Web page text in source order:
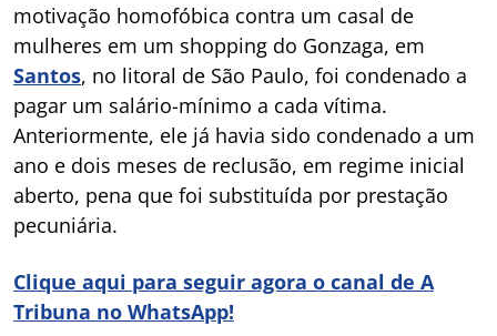
motivação homofóbica contra um casal de
mulheres em um shopping do Gonzaga, em
Santos, no litoral de São Paulo, foi condenado a
pagar um salário-mínimo a cada vítima.
Anteriormente, ele já havia sido condenado a um
ano e dois meses de reclusão, em regime inicial
aberto, pena que foi substituída por prestação
pecuniária.
Clique aqui para seguir agora o canal de A
Tribuna no WhatsApp!